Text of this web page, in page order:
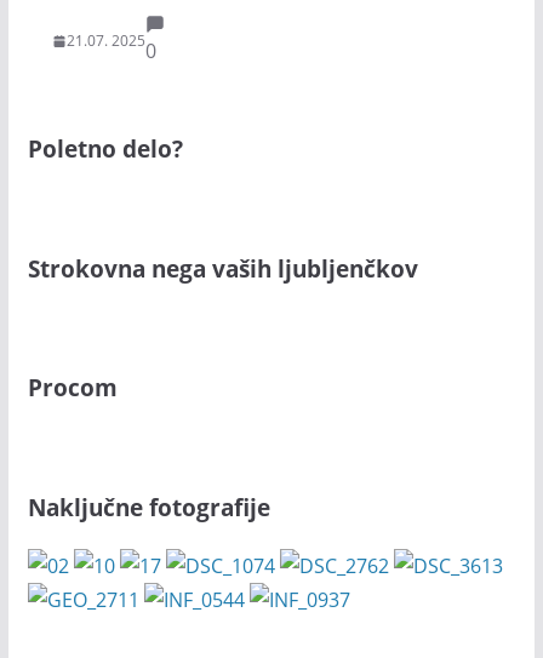
21.07. 20250
Poletno delo?
Strokovna nega vaših ljubljenčkov
Procom
Naključne fotografije